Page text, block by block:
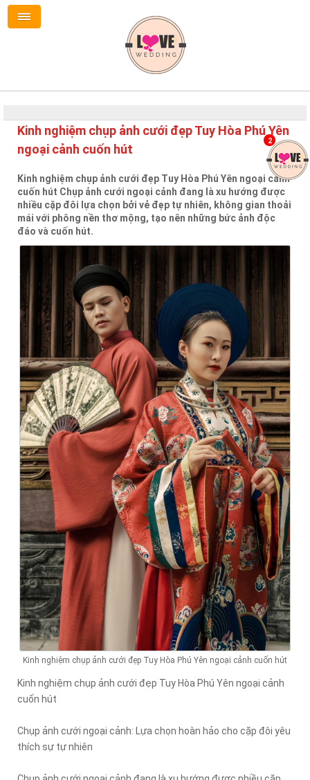
Kinh nghiệm chụp ảnh cưới đẹp Tuy Hòa Phú Yên
ngoại cảnh cuốn hút
Kinh nghiệm chụp ảnh cưới đẹp Tuy Hòa Phú Yên ngoại cảnh
cuốn hút Chụp ảnh cưới ngoại cảnh đang là xu hướng được
nhiều cặp đôi lựa chọn bởi vẻ đẹp tự nhiên, không gian thoải
mái với phông nền thơ mộng, tạo nên những bức ảnh độc
đáo và cuốn hút.
Kinh nghiệm chụp ảnh cưới đẹp Tuy Hòa Phú Yên ngoại cảnh cuốn hút
Kinh nghiệm chụp ảnh cưới đẹp Tuy Hòa Phú Yên ngoại cảnh
cuốn hút
Chụp ảnh cưới ngoại cảnh: Lựa chọn hoàn hảo cho cặp đôi yêu
thích sự tự nhiên
2